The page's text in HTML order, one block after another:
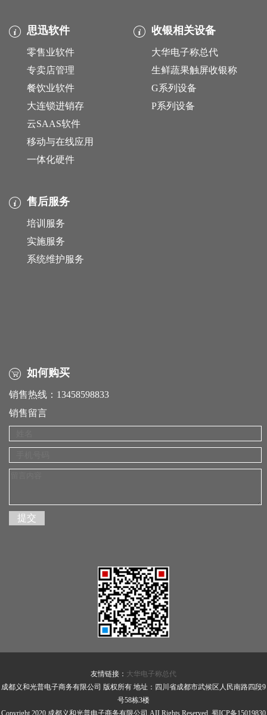
思迅软件
零售业软件
专卖店管理
餐饮业软件
大连锁进销存
云SAAS软件
移动与在线应用
一体化硬件
收银相关设备
大华电子称总代
生鲜蔬果触屏收银称
G系列设备
P系列设备
售后服务
培训服务
实施服务
系统维护服务
如何购买
销售热线：13458598833
销售留言
友情链接： 大华电子称总代
成都义和光普电子商务有限公司 版权所有 地址：四川省成都市武候区人民南路四段9
号58栋3楼
Copyright 2020 成都义和光普电子商务有限公司 AII Rights Reserved. 蜀ICP备15019830